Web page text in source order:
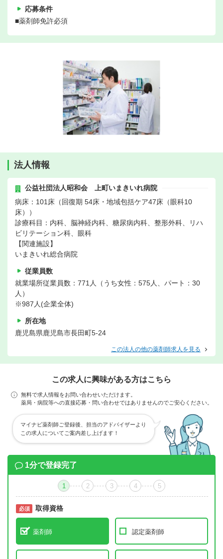
応募条件
■薬剤師免許必須
法人情報
公益社団法人昭和会 上町いまきいれ病院
病床：101床（回復期 54床・地域包括ケア47床（眼科10
床））
診療科目：内科、脳神経内科、糖尿病内科、整形外科、リハ
ビリテーション科、眼科
【関連施設】
いまきいれ総合病院
従業員数
就業場所従業員数：771人（うち女性：575人、パート：30
人）
※987人(企業全体)
所在地
鹿児島県鹿児島市長田町5-24
この法人の他の薬剤師求人を見る
この求人に興味がある方はこちら
無料で求人情報をお問い合わせいただけます。
薬局・病院等への直接応募・問い合わせではありませんのでご安心ください。
マイナビ薬剤師ご登録後、担当のアドバイザーより
この求人についてご案内差し上げます！
1分で登録完了
1 2 3 4 5
必須 取得資格
薬剤師 認定薬剤師